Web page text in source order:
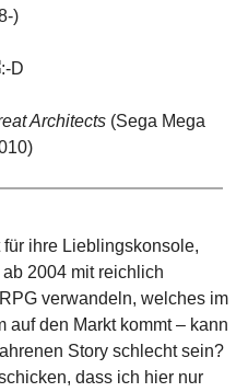
Architects (Sega Mega
ihre Lieblingskonsole,
2004 mit reichlich
verwandeln, welches im
auf den Markt kommt – kann
Story schlecht sein?
dass ich hier nur